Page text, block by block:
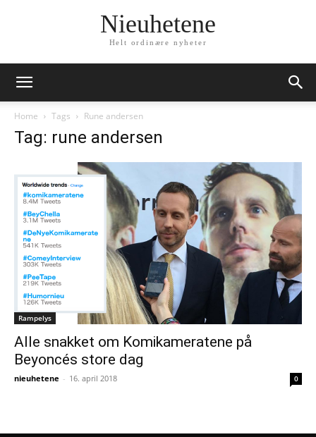
Nieuhetene
Helt ordinære nyheter
Home Tags Rune andersen
Tag: rune andersen
Rampelys
Alle snakket om Komikameratene på
Beyoncés store dag
nieuhetene - 16. april 2018 0